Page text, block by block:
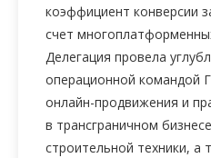
коэффициент конверсии
счет
Делегация провела
операционной командой
онлайн-продвижения и
в трансграничном
строительной техники, а